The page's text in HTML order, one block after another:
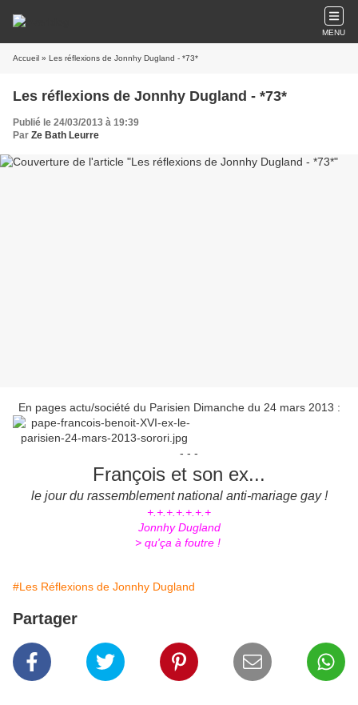
MENU
Accueil » Les réflexions de Jonnhy Dugland - *73*
Les réflexions de Jonnhy Dugland - *73*
Publié le 24/03/2013 à 19:39
Par Ze Bath Leurre
En pages actu/société du Parisien Dimanche du 24 mars 2013 :
- - -
François et son ex...
le jour du rassemblement national anti-mariage gay !
+.+.+.+.+.+.+
Jonnhy Dugland
> qu'ça à foutre !
#Les Réflexions de Jonnhy Dugland
Partager